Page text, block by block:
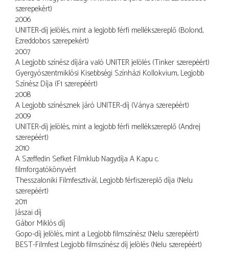
szerepekért)
2006
UNITER-díj jelölés, mint a legjobb férfi mellékszereplő (Bolond,
Ezreddobos szerepekért)
2007
A Legjobb színész díjára való UNITER jelölés (Tinker szerepéért)
Gyergyószentmiklósi Kisebbségi Színházi Kollokvium, Legjobb
Színész Díja (F1 szerepéért)
2008
A Legjobb színésznek járó UNITER-díj (Ványa szerepéért)
2009
UNITER-díj jelölés, mint a legjobb férfi mellékszereplő (Andrej
szerepéért)
2010
A Szeffedin Sefket Filmklub Nagydíja A Kapu c.
filmforgatókönyvért
Thesszaloniki Filmfesztivál, Legjobb férfiszereplő díja (Nelu
szerepéért)
2011
Jászai díj
Gábor Miklós díj
Gopo-díj jelölés, mint a Legjobb filmszínész (Nelu szerepéért)
BEST-Filmfest Legjobb filmszínész díj jelölés (Nelu szerepéért)